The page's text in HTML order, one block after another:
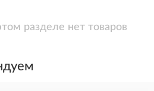
разделе нет товаров